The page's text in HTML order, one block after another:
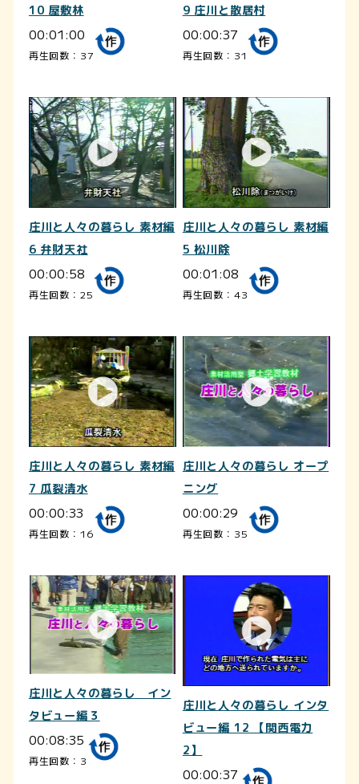
10 屋敷林
00:01:00
再生回数：37
9 庄川と散居村
00:00:37
再生回数：31
庄川と人々の暮らし 素材編
6 弁財天社
00:00:58
再生回数：25
庄川と人々の暮らし 素材編
5 松川除
00:01:08
再生回数：43
庄川と人々の暮らし 素材編
7 瓜裂清水
00:00:33
再生回数：16
庄川と人々の暮らし オープ
ニング
00:00:29
再生回数：35
庄川と人々の暮らし イン
タビュー編３
00:08:35
再生回数：3
庄川と人々の暮らし インタ
ビュー編 12 【関西電力
2】
00:00:37